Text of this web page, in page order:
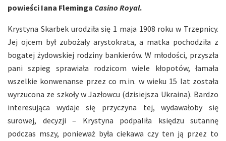
powieści Iana Fleminga Casino Royal.
Krystyna Skarbek urodziła się 1 maja 1908 roku w Trzepnicy.
Jej ojcem był zubożały arystokrata, a matka pochodziła z
bogatej żydowskiej rodziny bankierów. W młodości, przyszła
pani szpieg sprawiała rodzicom wiele kłopotów, łamała
wszelkie konwenanse przez co m.in. w wieku 15 lat została
wyrzucona ze szkoły w Jazłowcu (dzisiejsza Ukraina). Bardzo
interesująca wydaje się przyczyna tej, wydawałoby się
surowej, decyzji – Krystyna podpaliła księdzu sutannę
podczas mszy, ponieważ była ciekawa czy ten ją przez to